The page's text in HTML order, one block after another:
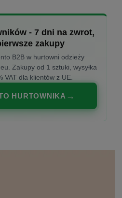
- 7 dni na zwrot,
zakupy
B2B w hurtowni odzieży
Zakupy od 1 sztuki, wysyłka
VAT dla klientów z UE.
HURTOWNIKA